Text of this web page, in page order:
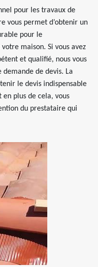
pour les travaux de
vous permet d’obtenir un
pour le
maison. Si vous avez
et qualifié, nous vous
demande de devis. La
le devis indispensable
plus de cela, vous
du prestataire qui